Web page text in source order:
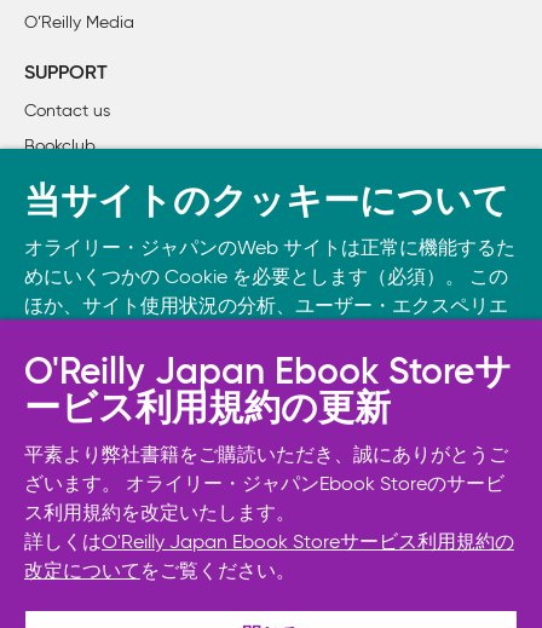
O’Reilly Media
SUPPORT
Contact us
Bookclub
書籍注文
Take O’Reilly with you and learn anywhere, anytime on your
phone
and tablet.
© 2026, O’Reilly Japan, Inc. oreilly.co.jpに掲載されているすべて
当サイトのクッキーについて
オライリー・ジャパンのWeb サイトは正常に機能するた
めにいくつかの Cookie を必要とします（必須）。 この
ほか、サイト使用状況の分析、ユーザー・エクスペリエ
その他の Cookie を使用することがあります。 詳細につ
いては Cookie設定をご確認ください。
また、オライリー・ジャパンのプライバシーポリシーに
ついては 個人情報保護方針をご確認ください。
Cookie設定
必須Cookie以外を拒否する
O'Reilly Japan Ebook Storeサ
ービス利用規約の更新
平素より弊社書籍をご購読いただき、誠にありがとうご
ざいます。 オライリー・ジャパンEbook Storeのサービ
ス利用規約を改定いたします。
詳しくはO'Reilly Japan Ebook Storeサービス利用規約の
改定について をご覧ください。